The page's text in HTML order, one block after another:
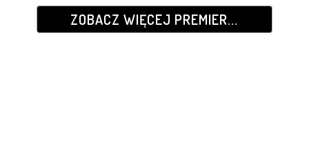
ZOBACZ WIĘCEJ PREMIER...